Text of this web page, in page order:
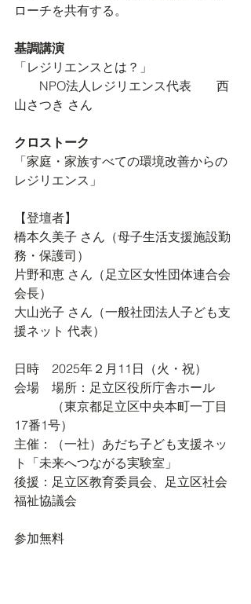
ローチを共有する。
基調講演
「レジリエンスとは？」
NPO法人レジリエンス代表　　西
山さつき さん
クロストーク
「家庭・家族すべての環境改善からの
レジリエンス」
【登壇者】
橋本久美子 さん（母子生活支援施設勤
務・保護司）
片野和恵 さん（足立区女性団体連合会
会長）
大山光子 さん（一般社団法人子ども支
援ネット 代表）
日時　2025年２月11日（火・祝）
会場　場所：足立区役所庁舎ホール
（東京都足立区中央本町一丁目
17番1号）
主催：（一社）あだち子ども支援ネッ
ト「未来へつながる実験室」
後援：足立区教育委員会、足立区社会
福祉協議会
参加無料